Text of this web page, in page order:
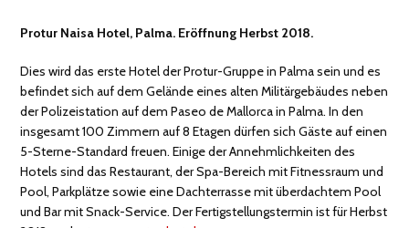
Protur Naisa Hotel, Palma. Eröffnung Herbst 2018.
Dies wird das erste Hotel der Protur-Gruppe in Palma sein und es
befindet sich auf dem Gelände eines alten Militärgebäudes neben
der Polizeistation auf dem Paseo de Mallorca in Palma. In den
insgesamt 100 Zimmern auf 8 Etagen dürfen sich Gäste auf einen
5-Sterne-Standard freuen. Einige der Annehmlichkeiten des
Hotels sind das Restaurant, der Spa-Bereich mit Fitnessraum und
Pool, Parkplätze sowie eine Dachterrasse mit überdachtem Pool
und Bar mit Snack-Service. Der Fertigstellungstermin ist für Herbst